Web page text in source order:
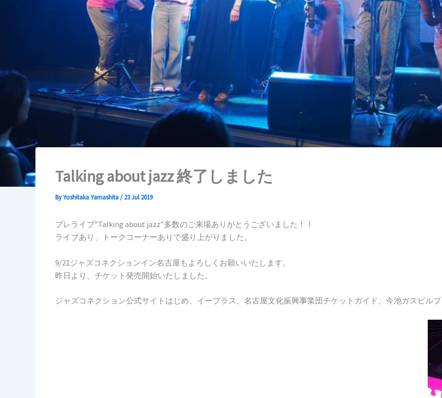
Talking about jazz 終了しました
ByYoshitaka Yamashita/ 23 Jul 2019
プレライブ”Talking about jazz”多数のご来場ありがとうございました！！
ライブあり、トークコーナーありで盛り上がりました。
9/21ジャズコネクションイン名古屋もよろしくお願いいたします。
昨日より、チケット発売開始いたしました。
ジャズコネクション公式サイトはじめ、イープラス、名古屋文化振興事業団チケットガイド、今池ガスビルプ